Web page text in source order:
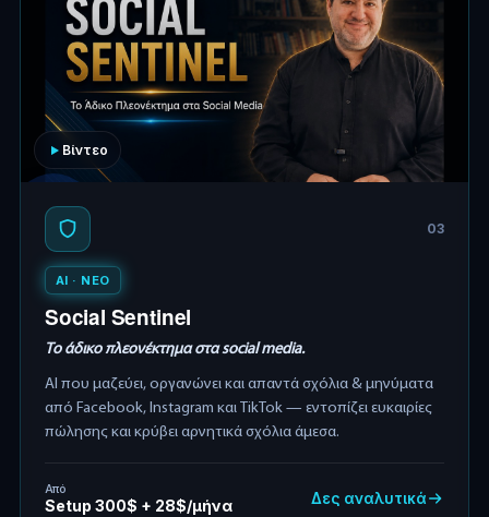
Βίντεο
03
AI · ΝΕΟ
Social Sentinel
Το άδικο πλεονέκτημα στα social media.
AI που μαζεύει, οργανώνει και απαντά σχόλια & μηνύματα
από Facebook, Instagram και TikTok — εντοπίζει ευκαιρίες
πώλησης και κρύβει αρνητικά σχόλια άμεσα.
Από
Setup 300$ + 28$/μήνα Δες αναλυτικά